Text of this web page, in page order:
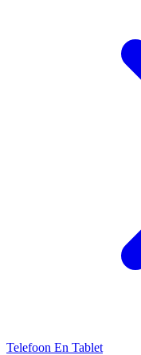
Telefoon En Tablet